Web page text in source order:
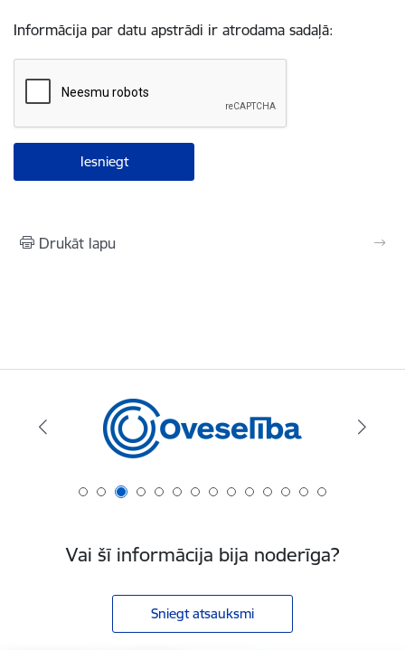
Informācija par datu apstrādi ir atrodama sadaļā:
Drukāt lapu
Vai šī informācija bija noderīga?
Sniegt atsauksmi